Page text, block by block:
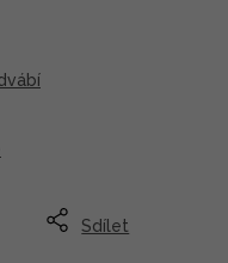
Sdílet